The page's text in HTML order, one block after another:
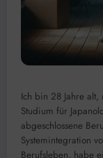
Ich bin 28 Jahre
Studium für
abgeschlossene
Systemintegration
Berufsleben, habe